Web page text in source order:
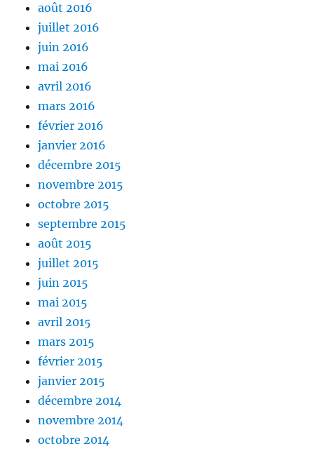
août 2016
juillet 2016
juin 2016
mai 2016
avril 2016
mars 2016
février 2016
janvier 2016
décembre 2015
novembre 2015
octobre 2015
septembre 2015
août 2015
juillet 2015
juin 2015
mai 2015
avril 2015
mars 2015
février 2015
janvier 2015
décembre 2014
novembre 2014
octobre 2014